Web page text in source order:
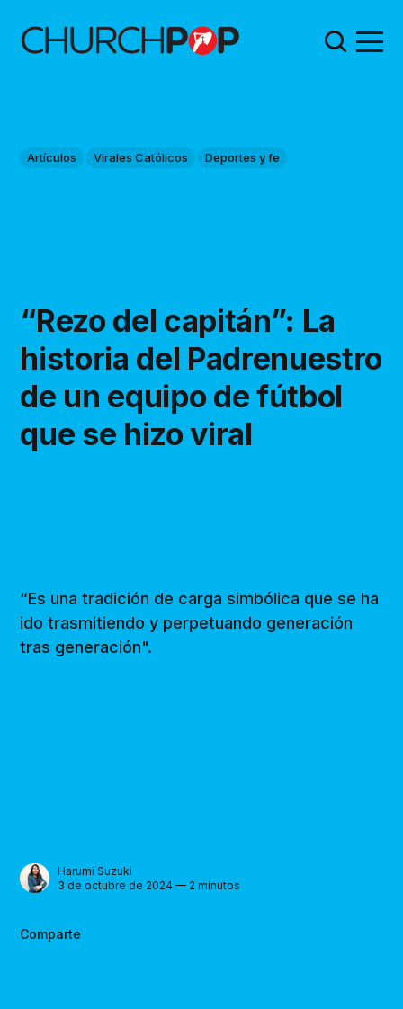
Artículos Virales Católicos Deportes y fe
“Rezo del capitán”: La
historia del Padrenuestro
de un equipo de fútbol
que se hizo viral
“Es una tradición de carga simbólica que se ha
ido trasmitiendo y perpetuando generación
tras generación".
Harumi Suzuki
3 de octubre de 2024 — 2 minutos
Comparte